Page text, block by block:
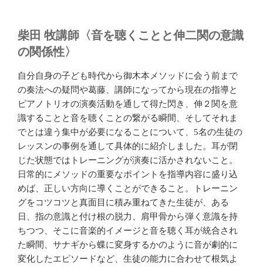
柴田 牧講師〈音を聴くことと伸二関の意識
の関係性〉
自分自身の子ども時代から御木本メソッドに会う前まで
の奏法への疑問や葛藤、講師になってから現在の指導と
ピアノトリオの演奏活動を通して得た閃き、伸２関を意
識することと音を聴くことの繋がる瞬間、そしてそれま
でとは違う集中が必要になることについて、5名の生徒の
レッスンの事例を通して具体的に紹介しました。耳が閉
じた状態ではトレーニングが演奏に活かされないこと。
日常的にメソッドの重要なポイントを指導内容に盛り込
めば、正しい方向に導くことができること。トレーニン
グをコツコツと真面目に積み重ねてきた生徒が、ある
日、指の意識と付け根の脱力、肩甲骨から弾く意識を持
ちつつ、そこに音楽的イメージと音を聴く耳が統合され
た瞬間、サナギから蝶に変身するかのように音が劇的に
変化したエピソードなど、生徒の能力に合わせて根気よ